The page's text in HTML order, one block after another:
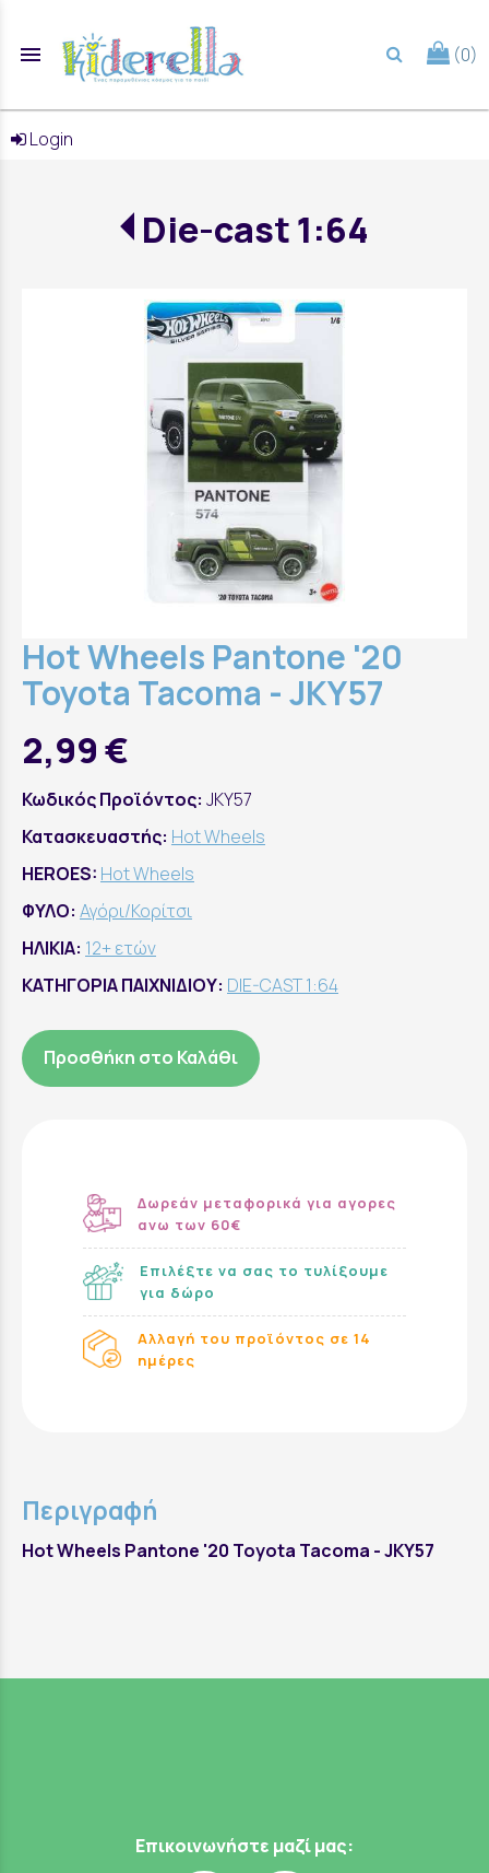
menu (0)
Login
Die-cast 1:64
Hot Wheels Pantone '20
Toyota Tacoma - JKY57
2,99 €
Κωδικός Προϊόντος: JKY57
Κατασκευαστής: Hot Wheels
HEROES: Hot Wheels
ΦΥΛΟ: Αγόρι/Κορίτσι
ΗΛΙΚΙΑ: 12+ ετών
ΚΑΤΗΓΟΡΙΑ ΠΑΙΧΝΙΔΙΟΥ: DIE-CAST 1:64
Προσθήκη στο Καλάθι
Δωρεάν μεταφορικά για αγορες
ανω των 60€
Επιλέξτε να σας το τυλίξουμε
για δώρο
Αλλαγή του προϊόντος σε 14
ημέρες
Περιγραφή
Hot Wheels Pantone '20 Toyota Tacoma - JKY57
Επικοινωνήστε μαζί μας: